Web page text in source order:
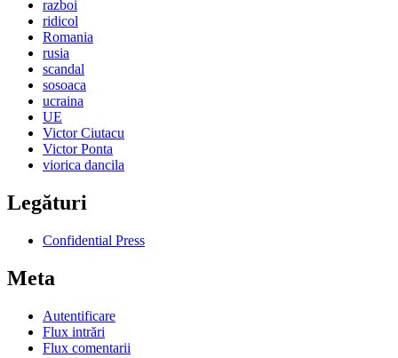
razboi
ridicol
Romania
rusia
scandal
sosoaca
ucraina
UE
Victor Ciutacu
Victor Ponta
viorica dancila
Legături
Confidential Press
Meta
Autentificare
Flux intrări
Flux comentarii